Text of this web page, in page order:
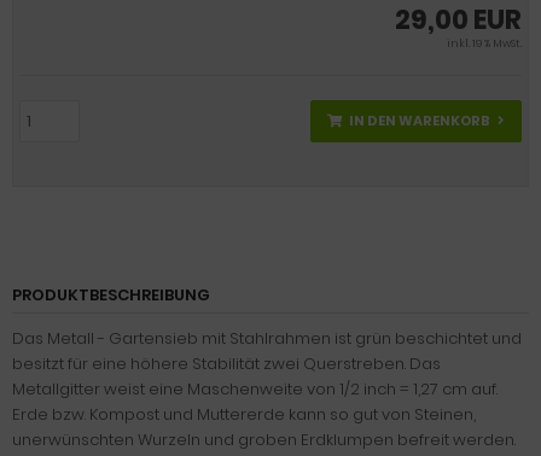
29,00 EUR
inkl. 19 % MwSt.
IN DEN WARENKORB
PRODUKTBESCHREIBUNG
Das Metall - Gartensieb mit Stahlrahmen ist grün beschichtet und
besitzt für eine höhere Stabilität zwei Querstreben. Das
Metallgitter weist eine Maschenweite von 1/2 inch = 1,27 cm auf.
Erde bzw. Kompost und Muttererde kann so gut von Steinen,
unerwünschten Wurzeln und groben Erdklumpen befreit werden.